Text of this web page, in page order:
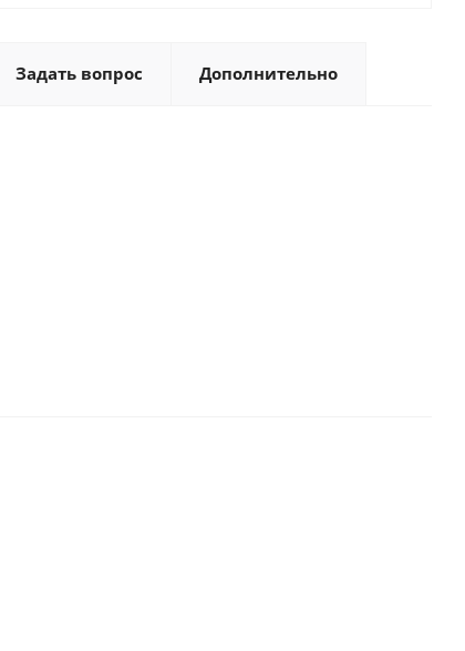
Задать вопрос Дополнительно